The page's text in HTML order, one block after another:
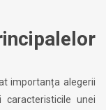
importanța alegerii
unei